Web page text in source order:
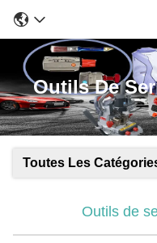
Outils De
Toutes Les
Outils de